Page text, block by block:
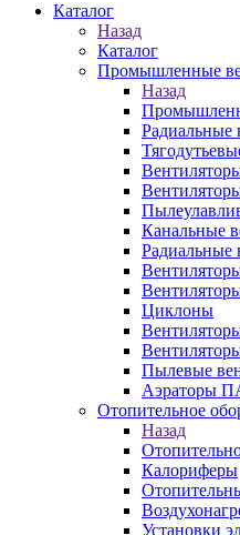
Каталог
Назад
Каталог
Промышленные
Назад
Радиальные
Канальные
Радиальные
Циклоны
Пылевые
Аэраторы
Отопительное
Назад
Калориферы
Установки